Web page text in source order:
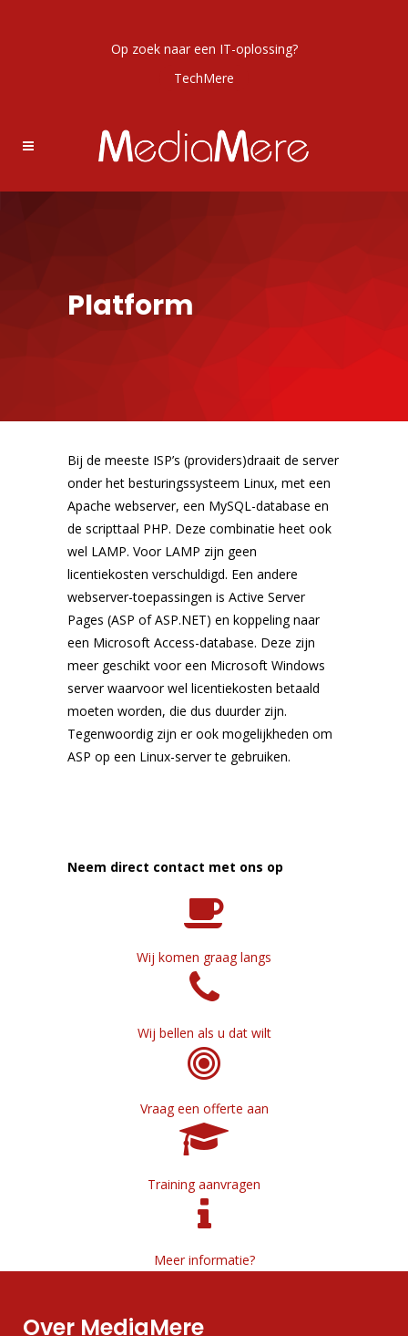
Op zoek naar een IT-oplossing?
TechMere
Platform
Bij de meeste ISP’s (providers)draait de server
onder het besturingssysteem Linux, met een
Apache webserver, een MySQL-database en
de scripttaal PHP. Deze combinatie heet ook
wel LAMP. Voor LAMP zijn geen
licentiekosten verschuldigd. Een andere
webserver-toepassingen is Active Server
Pages (ASP of ASP.NET) en koppeling naar
een Microsoft Access-database. Deze zijn
meer geschikt voor een Microsoft Windows
server waarvoor wel licentiekosten betaald
moeten worden, die dus duurder zijn.
Tegenwoordig zijn er ook mogelijkheden om
ASP op een Linux-server te gebruiken.
Neem direct contact met ons op
Wij komen graag langs
Wij bellen als u dat wilt
Vraag een offerte aan
Training aanvragen
Meer informatie?
Over MediaMere